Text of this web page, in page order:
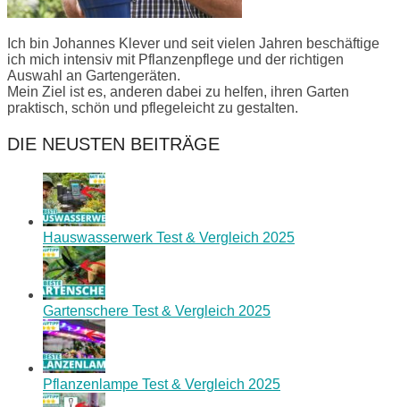
Ich bin Johannes Klever und seit vielen Jahren beschäftige
ich mich intensiv mit Pflanzenpflege und der richtigen
Auswahl an Gartengeräten.
Mein Ziel ist es, anderen dabei zu helfen, ihren Garten
praktisch, schön und pflegeleicht zu gestalten.
DIE NEUSTEN BEITRÄGE
Hauswasserwerk Test & Vergleich 2025
Gartenschere Test & Vergleich 2025
Pflanzenlampe Test & Vergleich 2025